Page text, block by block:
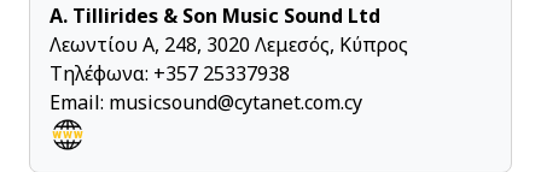
A. Tillirides & Son Music Sound Ltd
Λεωντίου Α, 248, 3020 Λεμεσός, Κύπρος
Τηλέφωνα: +357 25337938
Email: musicsound@cytanet.com.cy